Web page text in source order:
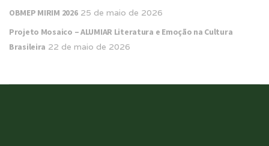
OBMEP MIRIM 2026 25 de maio de 2026
Projeto Mosaico – ALUMIAR Literatura e Emoção na Cultura
Brasileira 22 de maio de 2026